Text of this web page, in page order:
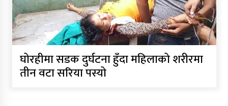
घोरहीमा सडक दुर्घटना हुँदा महिलाको शरीरमा
तीन वटा सरिया पस्यो